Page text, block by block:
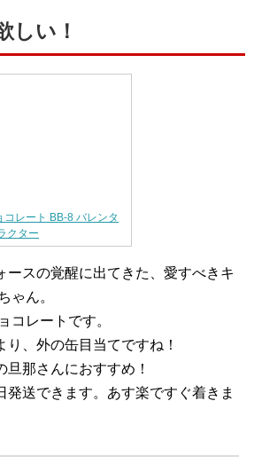
しい！
レート BB-8 バレンタ
クター
ースの覚醒に出てきた、愛すべきキ
ゃん。
コレートです。
、外の缶目当てですね！
旦那さんにおすすめ！
発送できます。あす楽ですぐ着きま